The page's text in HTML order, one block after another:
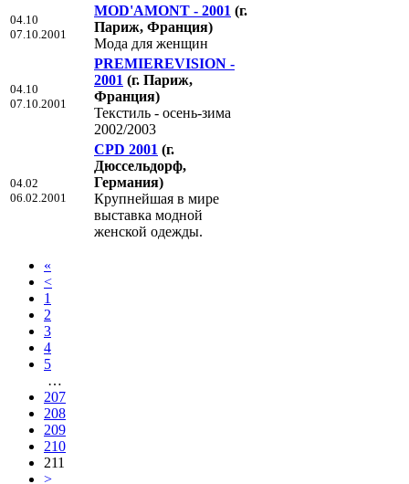
04.10
07.10.2001
MOD'AMONT - 2001 (г.
Париж, Франция)
Мода для женщин
04.10
07.10.2001
PREMIEREVISION -
2001 (г. Париж,
Франция)
Текстиль - осень-зима
2002/2003
04.02
06.02.2001
CPD 2001 (г.
Дюссельдорф,
Германия)
Крупнейшая в мире
выставка модной
женской одежды.
«
<
1
2
3
4
5
…
207
208
209
210
211
>